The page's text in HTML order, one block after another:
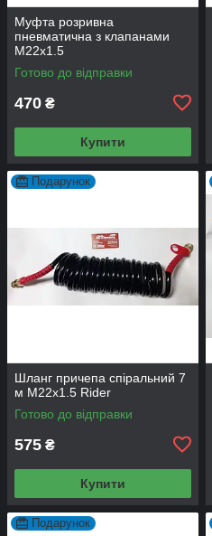
Муфта розривна
пневматична з клапанами
М22х1.5
Готово до відправки
470 ₴
Купити
Подарунок
Шланг причепа спіральний 7
м М22x1.5 Rider
Готово до відправки
575 ₴
Купити
Подарунок